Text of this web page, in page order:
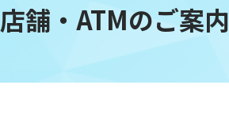
店舗・ATMのご案内